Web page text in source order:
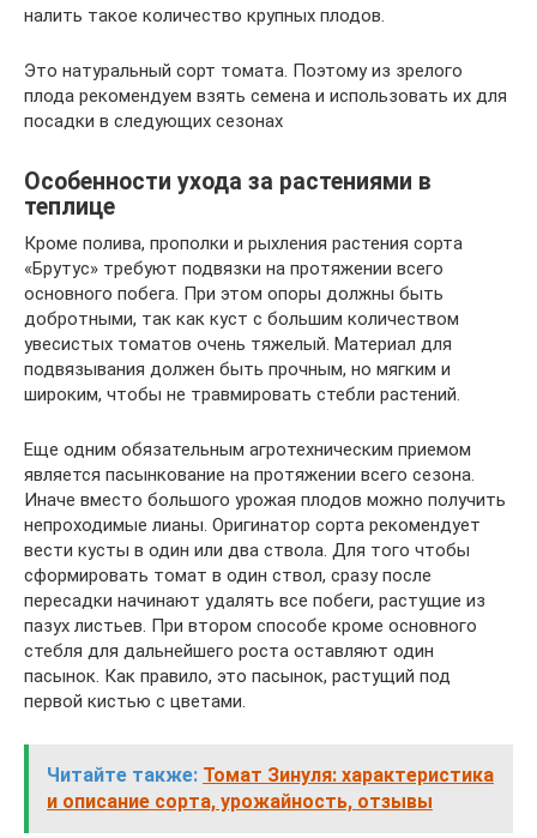
налить такое количество крупных плодов.
Это натуральный сорт томата. Поэтому из зрелого
плода рекомендуем взять семена и использовать их для
посадки в следующих сезонах
Особенности ухода за растениями в
теплице
Кроме полива, прополки и рыхления растения сорта
«Брутус» требуют подвязки на протяжении всего
основного побега. При этом опоры должны быть
добротными, так как куст с большим количеством
увесистых томатов очень тяжелый. Материал для
подвязывания должен быть прочным, но мягким и
широким, чтобы не травмировать стебли растений.
Еще одним обязательным агротехническим приемом
является пасынкование на протяжении всего сезона.
Иначе вместо большого урожая плодов можно получить
непроходимые лианы. Оригинатор сорта рекомендует
вести кусты в один или два ствола. Для того чтобы
сформировать томат в один ствол, сразу после
пересадки начинают удалять все побеги, растущие из
пазух листьев. При втором способе кроме основного
стебля для дальнейшего роста оставляют один
пасынок. Как правило, это пасынок, растущий под
первой кистью с цветами.
Читайте также: Томат Зинуля: характеристика
и описание сорта, урожайность, отзывы